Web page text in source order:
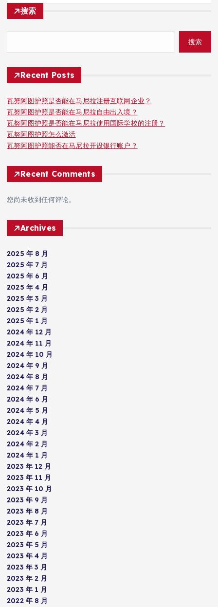
搜索
搜索
Recent Posts
瓦努阿图护照是否能在马尼拉注册互联网企业？
瓦努阿图护照是否能在马尼拉自由出入境？
瓦努阿图护照是否能在马尼拉使用国际学校的注册？
瓦努阿图护照怎么激活
瓦努阿图护照能否在马尼拉开设银行账户？
Recent Comments
您尚未收到任何评论。
Archives
2025 年 8 月
2025 年 7 月
2025 年 6 月
2025 年 4 月
2025 年 3 月
2025 年 2 月
2025 年 1 月
2024 年 12 月
2024 年 11 月
2024 年 10 月
2024 年 9 月
2024 年 8 月
2024 年 7 月
2024 年 6 月
2024 年 5 月
2024 年 4 月
2024 年 3 月
2024 年 2 月
2024 年 1 月
2023 年 12 月
2023 年 11 月
2023 年 10 月
2023 年 9 月
2023 年 8 月
2023 年 7 月
2023 年 6 月
2023 年 5 月
2023 年 4 月
2023 年 3 月
2023 年 2 月
2023 年 1 月
2022 年 8 月